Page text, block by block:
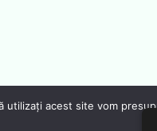
utilizați acest site vom